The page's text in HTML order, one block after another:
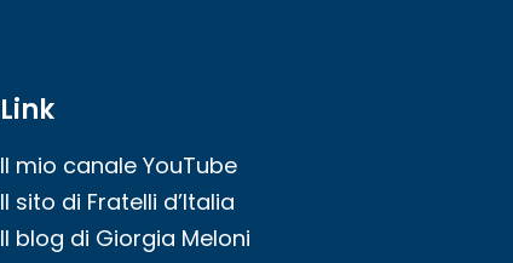
Link
Il mio canale YouTube
Il sito di Fratelli d’Italia
Il blog di Giorgia Meloni